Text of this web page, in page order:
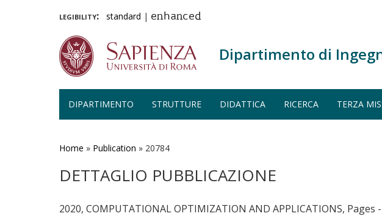
legibility: standard | enhanced
Dipartimento di
DIPARTIMENTO STRUTTURE DIDATTICA RICERCA TERZA
Home » Publication » 20784
DETTAGLIO PUBBLICAZIONE
2020, COMPUTATIONAL OPTIMIZATION AND APPLICATIONS, Pages -